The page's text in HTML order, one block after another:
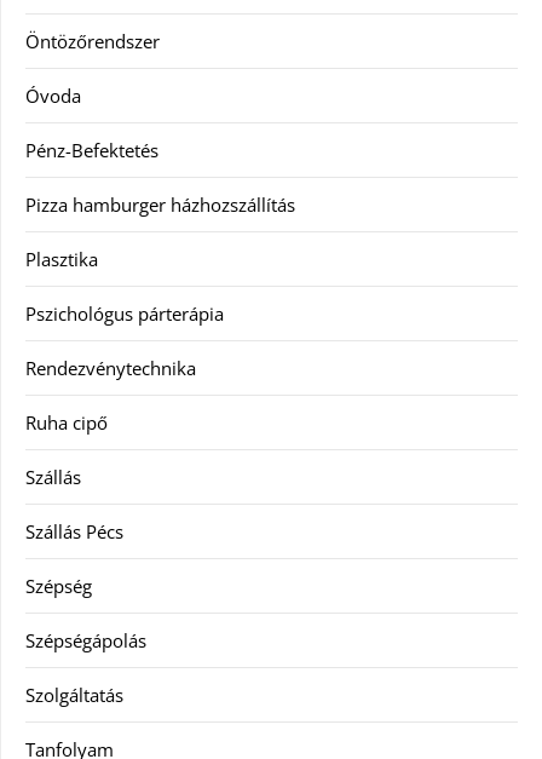
Öntözőrendszer
Óvoda
Pénz-Befektetés
Pizza hamburger házhozszállítás
Plasztika
Pszichológus párterápia
Rendezvénytechnika
Ruha cipő
Szállás
Szállás Pécs
Szépség
Szépségápolás
Szolgáltatás
Tanfolyam